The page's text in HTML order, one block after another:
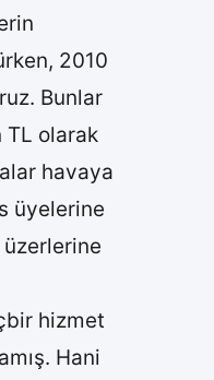
2010
Bunlar
TL olarak
havaya
üyelerine
hizmet
Hani